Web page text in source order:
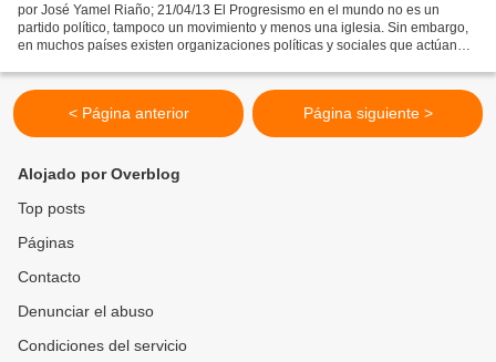
por José Yamel Riaño; 21/04/13 El Progresismo en el mundo no es un
partido político, tampoco un movimiento y menos una iglesia. Sin embargo,
en muchos países existen organizaciones políticas y sociales que actúan
< Página anterior Página siguiente >
Alojado por Overblog
Top posts
Páginas
Contacto
Denunciar el abuso
Condiciones del servicio